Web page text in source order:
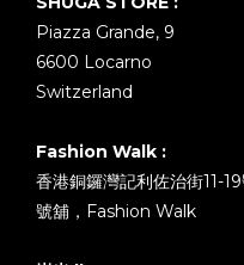
Piazza Grande, 9
6600 Locarno
Switzerland
Fashion Walk :
香港銅鑼灣記利佐治街11-
號舖，Fashion Walk